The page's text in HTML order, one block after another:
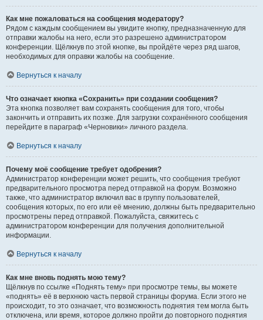
Как мне пожаловаться на сообщения модератору?
Рядом с каждым сообщением вы увидите кнопку, предназначенную для
отправки жалобы на него, если это разрешено администратором
конференции. Щёлкнув по этой кнопке, вы пройдёте через ряд шагов,
необходимых для оправки жалобы на сообщение.
Вернуться к началу
Что означает кнопка «Сохранить» при создании сообщения?
Эта кнопка позволяет вам сохранять сообщения для того, чтобы
закончить и отправить их позже. Для загрузки сохранённого сообщения
перейдите в параграф «Черновики» личного раздела.
Вернуться к началу
Почему моё сообщение требует одобрения?
Администратор конференции может решить, что сообщения требуют
предварительного просмотра перед отправкой на форум. Возможно
также, что администратор включил вас в группу пользователей,
сообщения которых, по его или её мнению, должны быть предварительно
просмотрены перед отправкой. Пожалуйста, свяжитесь с
администратором конференции для получения дополнительной
информации.
Вернуться к началу
Как мне вновь поднять мою тему?
Щёлкнув по ссылке «Поднять тему» при просмотре темы, вы можете
«поднять» её в верхнюю часть первой страницы форума. Если этого не
происходит, то это означает, что возможность поднятия тем могла быть
отключена, или время, которое должно пройти до повторного поднятия